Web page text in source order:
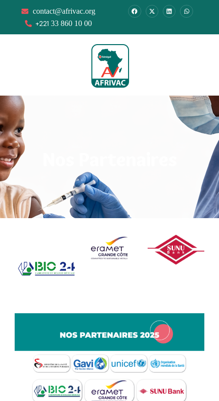
contact@afrivac.org
+22133 860 10 00